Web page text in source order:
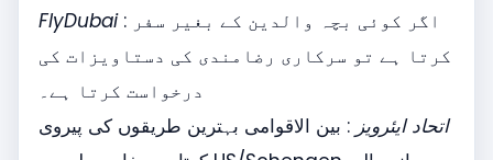
FlyDubai: اگر کوئی بچہ والدین کے بغیر سفر
کرتا ہے تو سرکاری رضامندی کی دستاویزات کی
درخواست کرتا ہے۔
اتحاد ایئرویز : بین الاقوامی بہترین طریقوں کی پیروی